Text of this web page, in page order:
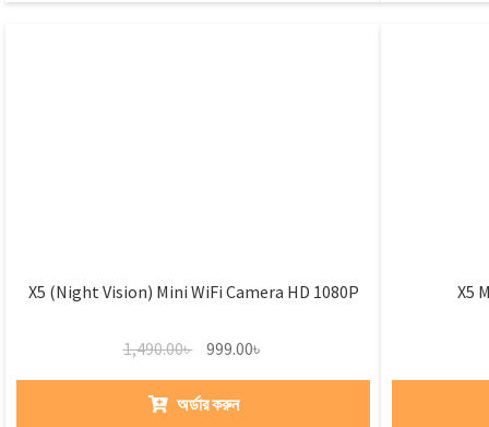
X5 (Night Vision) Mini WiFi Camera HD 1080P
1,490.00৳ 999.00৳
অর্ডার করুন
X5